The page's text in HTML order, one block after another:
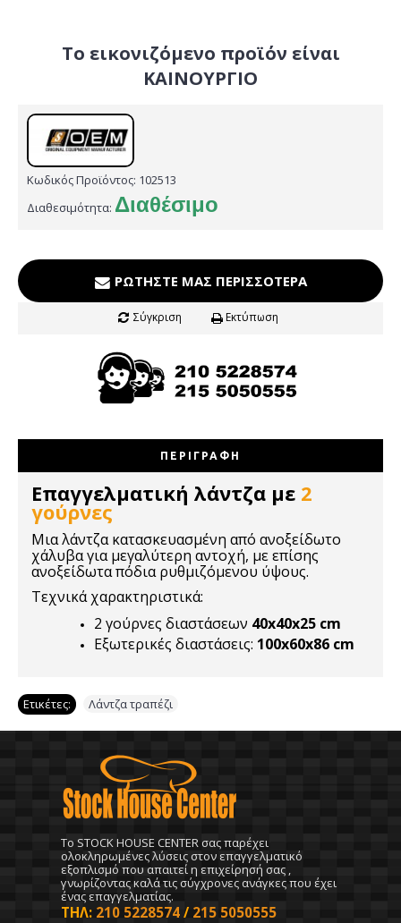
Το εικονιζόμενο προϊόν είναι
ΚΑΙΝΟΥΡΓΙΟ
Κωδικός Προϊόντος: 102513
Διαθεσιμότητα: Διαθέσιμο
ΡΩΤΉΣΤΕ ΜΑΣ ΠΕΡΙΣΣΌΤΕΡΑ
Σύγκριση Εκτύπωση
ΠΕΡΙΓΡΑΦΉ
Επαγγελματική λάντζα με 2
γούρνες
Μια λάντζα κατασκευασμένη από ανοξείδωτο
χάλυβα για μεγαλύτερη αντοχή, με επίσης
ανοξείδωτα πόδια ρυθμιζόμενου ύψους.
Τεχνικά χαρακτηριστικά:
2 γούρνες διαστάσεων 40x40x25 cm
Εξωτερικές διαστάσεις: 100x60x86 cm
Ετικέτες: Λάντζα τραπέζι
To STOCK HOUSE CENTER σας παρέχει
ολοκληρωμένες λύσεις στον επαγγελματικό
εξοπλισμό που απαιτεί η επιχείρησή σας ,
γνωρίζοντας καλά τις σύγχρονες ανάγκες που έχει
ένας επαγγελματίας.
ΤΗΛ: 210 5228574 / 215 5050555